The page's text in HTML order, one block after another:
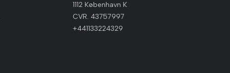
1112 København K
CVR. 43757997
+441133224329